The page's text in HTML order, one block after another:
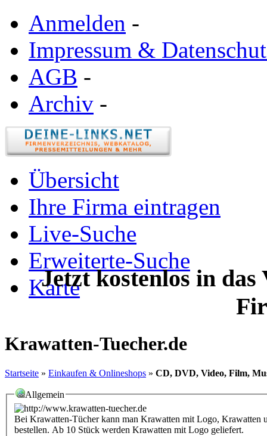
Anmelden -
Impressum &
AGB -
Archiv -
Übersicht
Ihre Firma eintragen
Live-Suche
Erweiterte-Suche
Karte
Jetzt kostenlos in
Krawatten-Tuecher.de
Startseite » Einkaufen & Onlineshops » CD, DVD, Video, Film,
Allgemein
Bei Krawatten-Tücher kann man Krawatten mit Logo, Krawatten
bestellen. Ab 10 Stück werden Krawatten mit Logo geliefert.